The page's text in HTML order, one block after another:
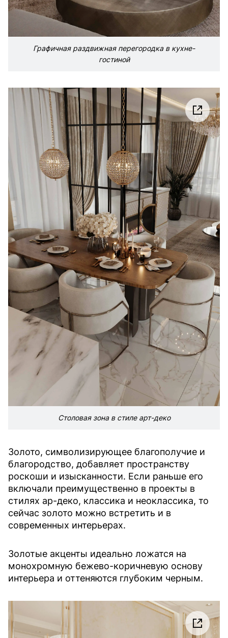
Графичная раздвижная перегородка в кухне-
гостиной
Столовая зона в стиле арт-деко
Золото, символизирующее благополучие и
благородство, добавляет пространству
роскоши и изысканности. Если раньше его
включали преимущественно в проекты в
стилях ар-деко, классика и неоклассика, то
сейчас золото можно встретить и в
современных интерьерах.
Золотые акценты идеально ложатся на
монохромную бежево-коричневую основу
интерьера и оттеняются глубоким черным.